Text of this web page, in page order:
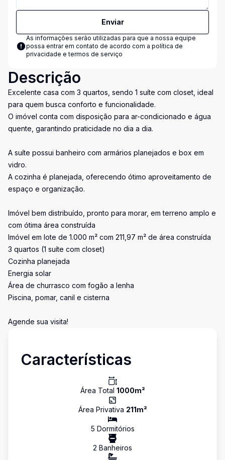
Enviar
As informações serão utilizadas para que a nossa equipe
possa entrar em contato de acordo com a política de
privacidade e termos de serviço
Descrição
Excelente casa com 3 quartos, sendo 1 suíte com closet, ideal
para quem busca conforto e funcionalidade.
O imóvel conta com disposição para ar-condicionado e água
quente, garantindo praticidade no dia a dia.
A suíte possui banheiro com armários planejados e box em
vidro.
A cozinha é planejada, oferecendo ótimo aproveitamento de
espaço e organização.
Imóvel bem distribuído, pronto para morar, em terreno amplo e
com ótima área construída
Imóvel em lote de 1.000 m² com 211,97 m² de área construída
3 quartos (1 suíte com closet)
Cozinha planejada
Energia solar
Área de churrasco com fogão a lenha
Piscina, pomar, canil e cisterna
Agende sua visita!
Características
Área Total 1000m²
Área Privativa 211m²
5 Dormitórios
2 Banheiros